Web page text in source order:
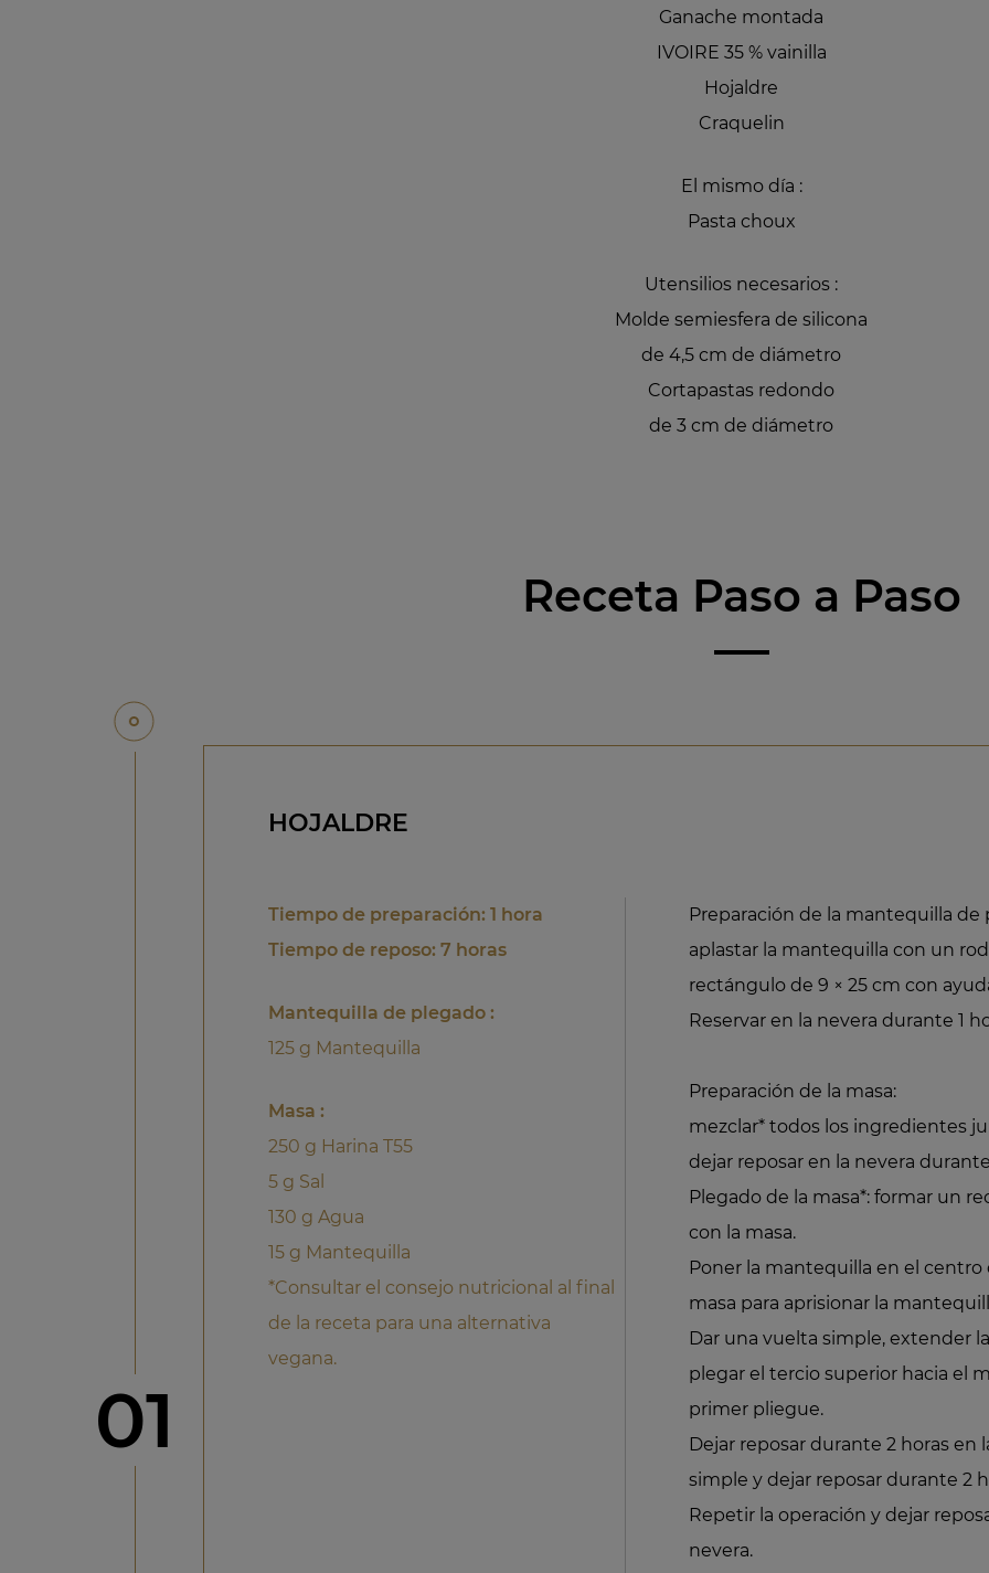
Ganache montada
IVOIRE 35 % vainilla
Hojaldre
Craquelin
El mismo día :
Pasta choux
Utensilios necesarios :
Molde semiesfera de silicona
de 4,5 cm de diámetro
Cortapastas redondo
de 3 cm de diámetro
Receta Paso a Paso
Paso
01
HOJALDRE
Tiempo de preparación: 1 hora
Tiempo de reposo: 7 horas
Mantequilla de plegado :
125 g Mantequilla
Masa :
250 g Harina T55
5 g Sal
130 g Agua
15 g Mantequilla
*Consultar el consejo nutricional al final
de la receta para una alternativa
vegana.
Preparación de la mantequilla de
aplastar la mantequilla con un
rectángulo de 9 × 25 cm con
Reservar en la nevera durante 1
Preparación de la masa:
mezclar* todos los ingredientes
dejar reposar en la nevera
Plegado de la masa*: formar un
con la masa.
Poner la mantequilla en el centro
masa para aprisionar la
Dar una vuelta simple, extender
plegar el tercio superior hacia el
primer pliegue.
Dejar reposar durante 2 horas en
simple y dejar reposar durante 2
Repetir la operación y dejar
nevera.